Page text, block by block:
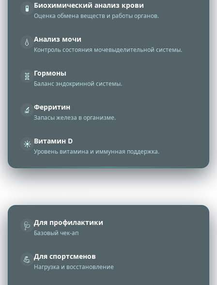
🧪 Биохимический анализ крови
Оценка обмена веществ и работы органов.
💧 Анализ мочи
Контроль состояния мочевыделительной системы.
🧬 Гормоны
Баланс эндокринной системы.
🔬 Ферритин
Запасы железа в организме.
☀️ Витамин D
Уровень витамина и иммунная поддержка.
🩺 Для профилактики
Базовый чек‑ап
💪 Для спортсменов
Нагрузка и восстановление